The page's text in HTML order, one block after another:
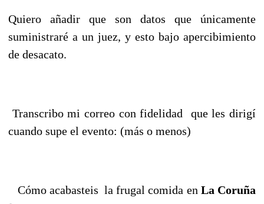
Quiero añadir que son datos que únicamente
suministraré a un juez, y esto bajo apercibimiento
de desacato.
Transcribo mi correo con fidelidad que les dirigí
cuando supe el evento: (más o menos)
 Cómo acabasteis la frugal comida en La Coruña